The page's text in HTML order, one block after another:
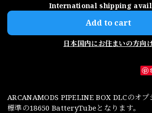
International shipping
Add to cart
日本国内にお住まいの方向
ARCANAMODS PIPELINE BOX DLCのオプ
標準の18650 BatteryTubeとなります。